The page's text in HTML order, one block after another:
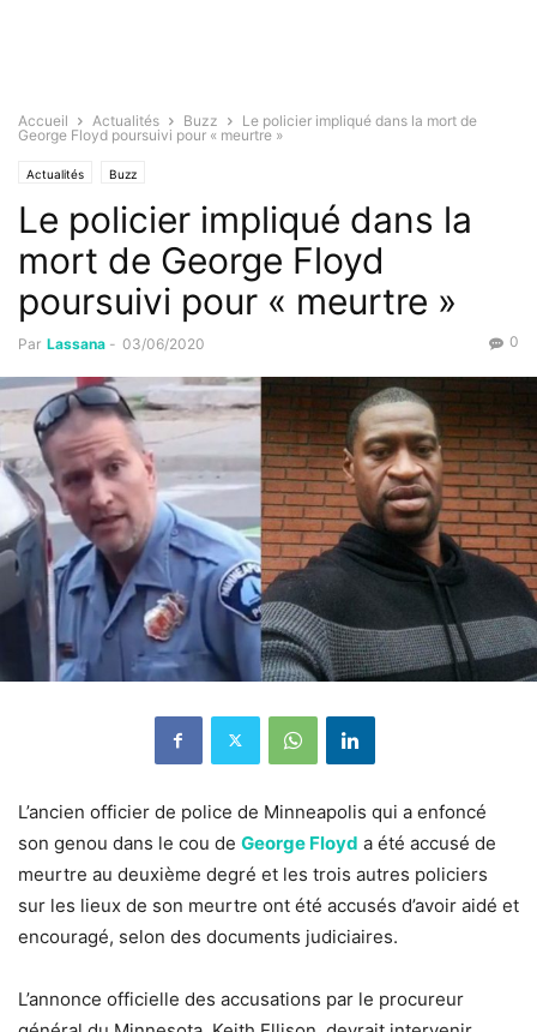
Accueil Actualités Buzz
Le policier impliqué dans la mort de
George Floyd poursuivi pour « meurtre »
Actualités Buzz
Le policier impliqué dans la
mort de George Floyd
poursuivi pour « meurtre »
Par Lassana - 03/06/2020 0
L’ancien officier de police de Minneapolis qui a enfoncé
son genou dans le cou de George Floyd a été accusé de
meurtre au deuxième degré et les trois autres policiers
sur les lieux de son meurtre ont été accusés d’avoir aidé et
encouragé, selon des documents judiciaires.
L’annonce officielle des accusations par le procureur